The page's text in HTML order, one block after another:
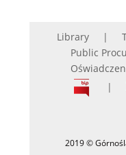
Library
Public
2019 ©